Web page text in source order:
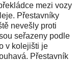
mezi vozy
Přestavníky
nevešly proti
seřazeny podle
v kolejišti je
Přestavník